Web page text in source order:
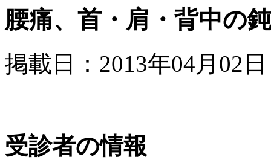
腰痛、首・肩・背中の
掲載日：2013年04月02日
受診者の情報